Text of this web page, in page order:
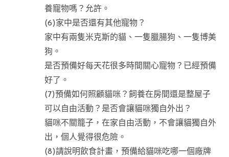
養寵物嗎？允許。
(6)家中是否還有其他寵物？
家中有兩隻米克斯的貓、一隻臘腸狗、一隻博美
狗。
是否預備好每天花很多時間關心寵物？已經預備
好了。
(7)預備如何照顧貓咪？飼養在房間還是整屋子
可以自由活動？是否會讓貓咪獨自外出？
貓咪不關籠子，在家自由活動，不會讓貓獨自外
出，個人覺得很危險。
(8)請說明飲食計畫，預備給貓咪吃哪一個廠牌